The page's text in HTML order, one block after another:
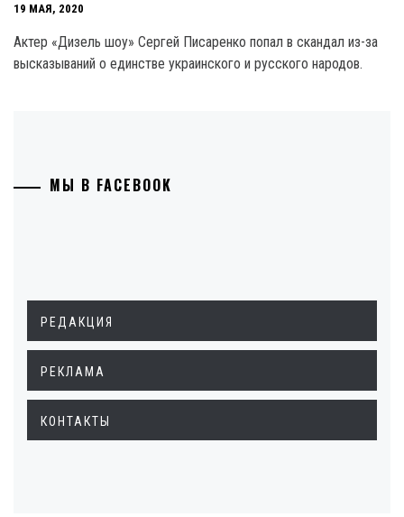
19 МАЯ, 2020
Актер «Дизель шоу» Сергей Писаренко попал в скандал из-за
высказываний о единстве украинского и русского народов.
МЫ В FACEBOOK
РЕДАКЦИЯ
РЕКЛАМА
КОНТАКТЫ